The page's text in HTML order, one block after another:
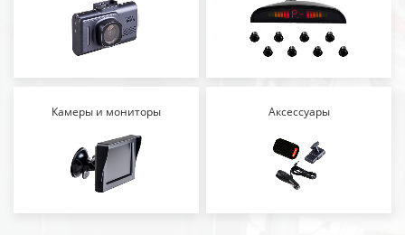
Камеры и мониторы Аксессуары